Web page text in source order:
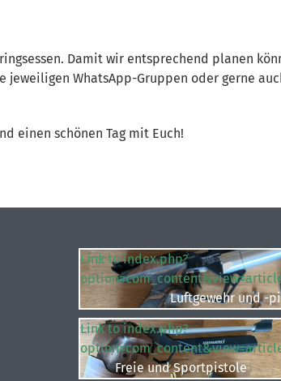
Damit wir entsprechend planen
jeweiligen WhatsApp-Gruppen oder gerne
einen schönen Tag mit Euch!
Link to index.php?
Luftgewehr und -
Link to index.php?
Freie und Sportpistole